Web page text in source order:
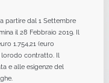
partire dal 1 Settembre
il 28 Febbraio 2019. Il
1.754,21 (euro
lorodo contratto. Il
e alle esigenze del